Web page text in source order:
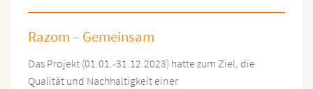
Razom – Gemeinsam
Das Projekt (01.01.-31.12.2023) hatte zum Ziel, die
Qualität und Nachhaltigkeit einer